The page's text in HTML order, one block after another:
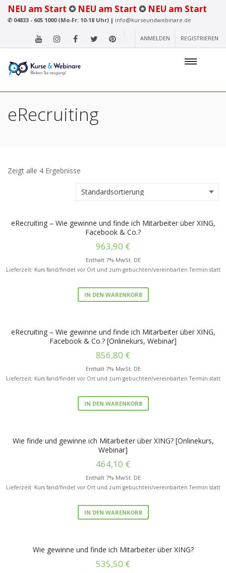
NEU am Start ✪ NEU am Start ✪ NEU am Start
✆04833 - 605 1000 (Mo-Fr: 10-18 Uhr) | info@kurseundwebinare.de
ANMELDEN REGISTRIEREN
eRecruiting
Zeigt alle 4 Ergebnisse
eRecruiting – Wie gewinne und finde ich Mitarbeiter über XING,
Facebook & Co.?
963,90 €
Enthält 7% MwSt. DE
Lieferzeit: Kurs fand/findet vor Ort und zum gebuchten/vereinbarten Termin statt
IN DEN WARENKORB
eRecruiting – Wie gewinne und finde ich Mitarbeiter über XING,
Facebook & Co.? [Onlinekurs, Webinar]
856,80 €
Enthält 7% MwSt. DE
Lieferzeit: Kurs fand/findet vor Ort und zum gebuchten/vereinbarten Termin statt
IN DEN WARENKORB
Wie finde und gewinne ich Mitarbeiter über XING? [Onlinekurs,
Webinar]
464,10 €
Enthält 7% MwSt. DE
Lieferzeit: Kurs fand/findet vor Ort und zum gebuchten/vereinbarten Termin statt
IN DEN WARENKORB
Wie gewinne und finde ich Mitarbeiter über XING?
535,50 €